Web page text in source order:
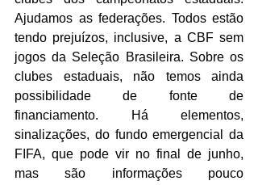
Ajudamos as federações. Todos estão
tendo prejuízos, inclusive, a CBF sem
jogos da Seleção Brasileira. Sobre os
clubes estaduais, não temos ainda
possibilidade de fonte de
financiamento. Há elementos,
sinalizações, do fundo emergencial da
FIFA, que pode vir no final de junho,
mas são informações pouco